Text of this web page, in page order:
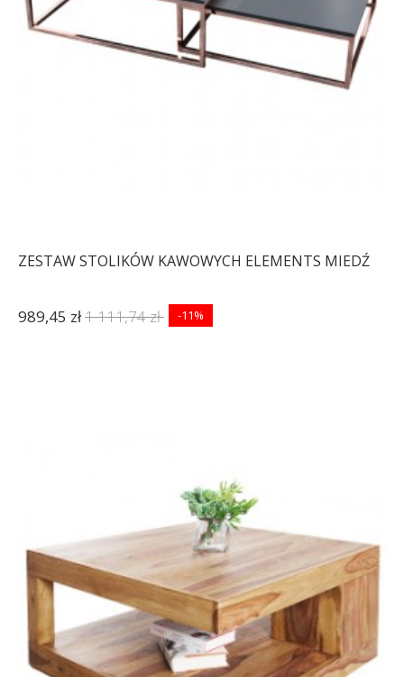
ZESTAW STOLIKÓW KAWOWYCH ELEMENTS MIEDŹ
989,45 zł1 111,74 zł -11%